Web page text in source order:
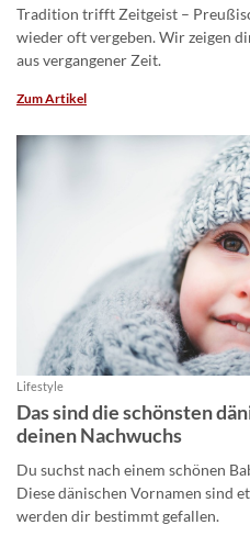
Tradition trifft Zeitgeist –
wieder oft vergeben. Wir zeigen
aus vergangener Zeit.
Zum Artikel
Lifestyle
Das sind die schönsten
deinen Nachwuchs
Du suchst nach einem schönen
Diese dänischen Vornamen sind
werden dir bestimmt gefallen.